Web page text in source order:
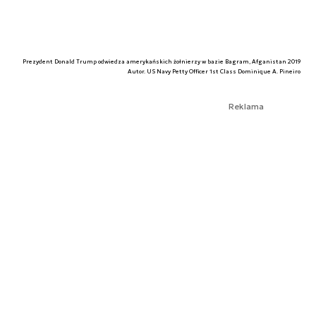
Prezydent Donald Trump odwiedza amerykańskich żołnierzy w bazie Bagram, Afganistan 2019
Autor. US Navy Petty Officer 1st Class Dominique A. Pineiro
Reklama